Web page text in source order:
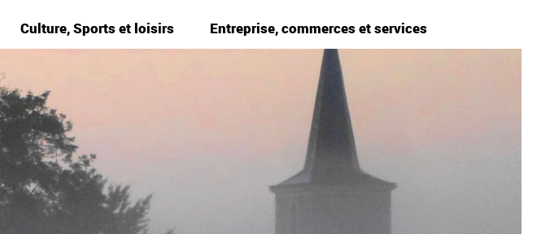
Culture, Sports et loisirs Entreprise, commerces et services